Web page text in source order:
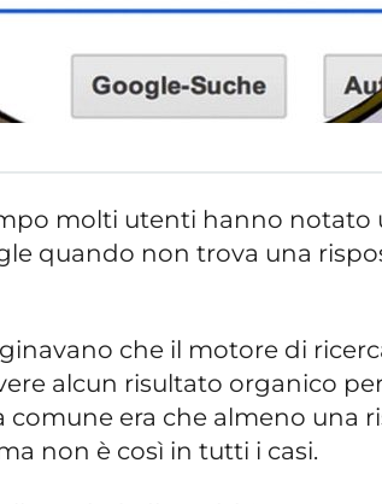
molti utenti hanno
quando non trova una
che il motore di
alcun risultato organico
comune era che almeno una
non è così in tutti i casi.